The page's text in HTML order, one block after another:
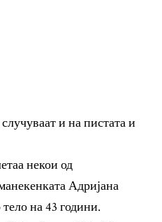
и на пистата и
некои од
Адријана
на 43 години.